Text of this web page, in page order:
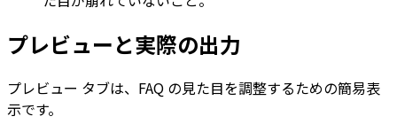
プレビューと実際の出力
プレビュー タブは、FAQ の見た目を調整するための簡易表
示です。